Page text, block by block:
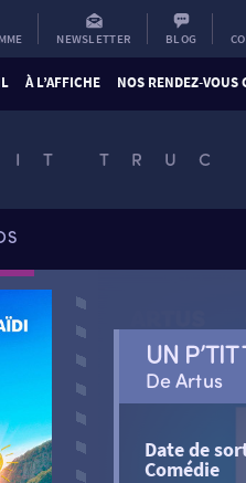
NEWSLETTER BLOG
À L’AFFICHE NOS RENDEZ-VOUS
TRUC
UN
De Artus
Date de
Comédie